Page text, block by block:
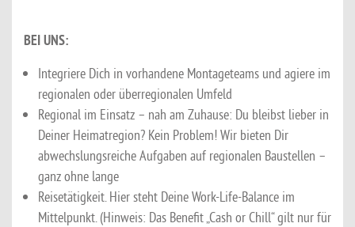
BEI UNS:
Integriere Dich in vorhandene Montageteams und agiere im
regionalen oder überregionalen Umfeld
Regional im Einsatz – nah am Zuhause: Du bleibst lieber in
Deiner Heimatregion? Kein Problem! Wir bieten Dir
abwechslungsreiche Aufgaben auf regionalen Baustellen –
ganz ohne lange
Reisetätigkeit. Hier steht Deine Work-Life-Balance im
Mittelpunkt. (Hinweis: Das Benefit „Cash or Chill“ gilt nur für